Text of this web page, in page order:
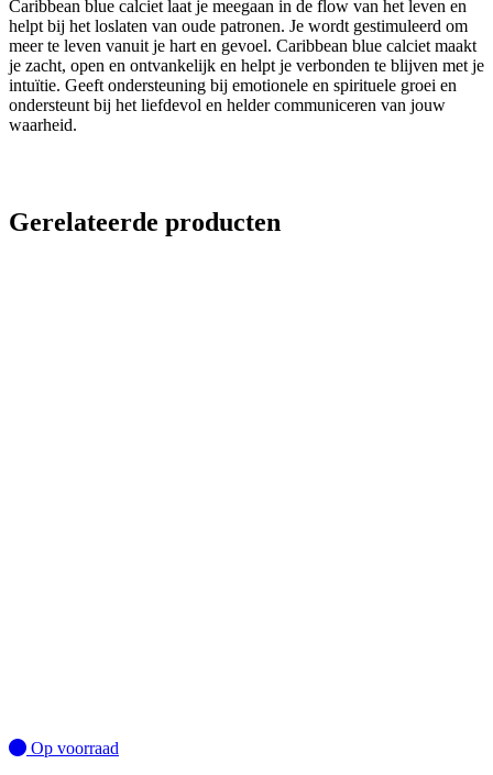
Caribbean blue calciet laat je meegaan in de flow van het leven en
helpt bij het loslaten van oude patronen. Je wordt gestimuleerd om
meer te leven vanuit je hart en gevoel. Caribbean blue calciet maakt
je zacht, open en ontvankelijk en helpt je verbonden te blijven met je
intuïtie. Geeft ondersteuning bij emotionele en spirituele groei en
ondersteunt bij het liefdevol en helder communiceren van jouw
waarheid.
Gerelateerde producten
Op voorraad